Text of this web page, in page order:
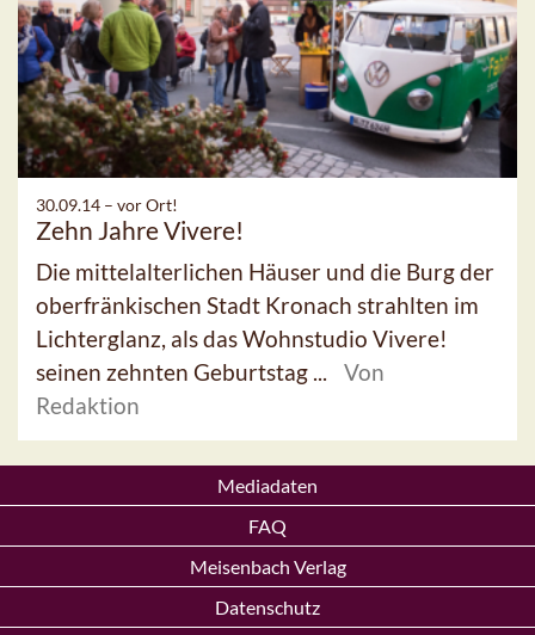
30.09.14 – vor Ort!
Zehn Jahre Vivere!
Die mittelalterlichen Häuser und die Burg der
oberfränkischen Stadt Kronach strahlten im
Lichterglanz, als das Wohnstudio Vivere!
seinen zehnten Geburtstag ...
Von
Redaktion
Mediadaten
FAQ
Meisenbach Verlag
Datenschutz